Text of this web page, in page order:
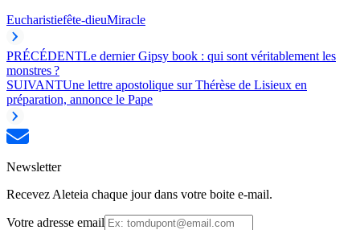
Eucharistiefête-dieuMiracle
PRÉCÉDENTLe dernier Gipsy book : qui sont véritablement les
monstres ?
SUIVANTUne lettre apostolique sur Thérèse de Lisieux en
préparation, annonce le Pape
Newsletter
Recevez Aleteia chaque jour dans votre boite e-mail.
Votre adresse email